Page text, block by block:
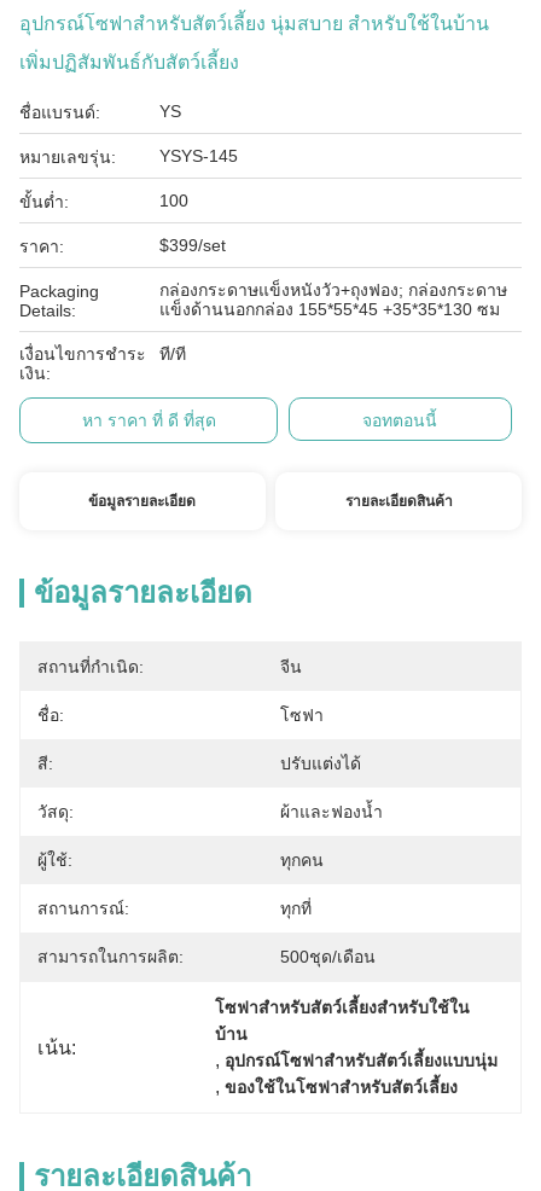
อุปกรณ์โซฟาสำหรับสัตว์เลี้ยง นุ่มสบาย สำหรับใช้ในบ้าน
เพิ่มปฏิสัมพันธ์กับสัตว์เลี้ยง
ชื่อแบรนด์: YS
หมายเลขรุ่น: YSYS-145
ขั้นต่ำ: 100
ราคา: $399/set
Packaging
Details:
กล่องกระดาษแข็งหนังวัว+ถุงฟอง; กล่องกระดาษ
แข็งด้านนอกกล่อง 155*55*45 +35*35*130 ซม
เงื่อนไขการชำระ
เงิน:
ที/ที
หา ราคา ที่ ดี ที่สุด จอทตอนนี้
ข้อมูลรายละเอียด รายละเอียดสินค้า
ข้อมูลรายละเอียด
สถานที่กำเนิด: จีน
ชื่อ: โซฟา
สี: ปรับแต่งได้
วัสดุ: ผ้าและฟองน้ำ
ผู้ใช้: ทุกคน
สถานการณ์: ทุกที่
สามารถในการผลิต: 500ชุด/เดือน
เน้น:
โซฟาสำหรับสัตว์เลี้ยงสำหรับใช้ใน
บ้าน
, อุปกรณ์โซฟาสำหรับสัตว์เลี้ยงแบบนุ่ม
, ของใช้ในโซฟาสําหรับสัตว์เลี้ยง
รายละเอียดสินค้า